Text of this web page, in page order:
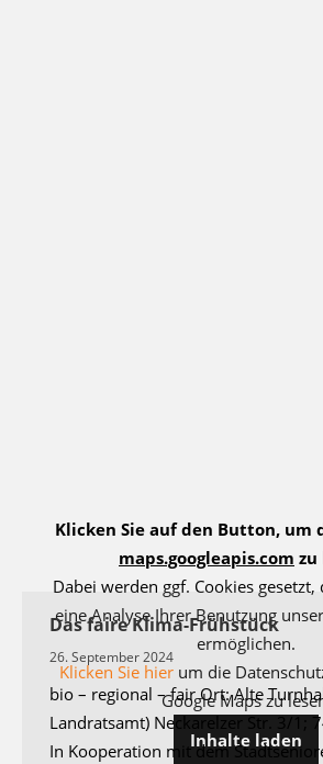
Klicken Sie auf den Button, um
maps.googleapis.com zu
Dabei werden ggf. Cookies gesetzt,
eine Analyse Ihrer Benutzung
ermöglichen.
Klicken Sie hierum die
Google Maps zu
Inhalte laden
Das faire Klima-Frühstück
26. September 2024
bio – regional – fair Ort: Alte
Landratsamt) Neckarelzer Str. 3/1;
In Kooperation mit dem